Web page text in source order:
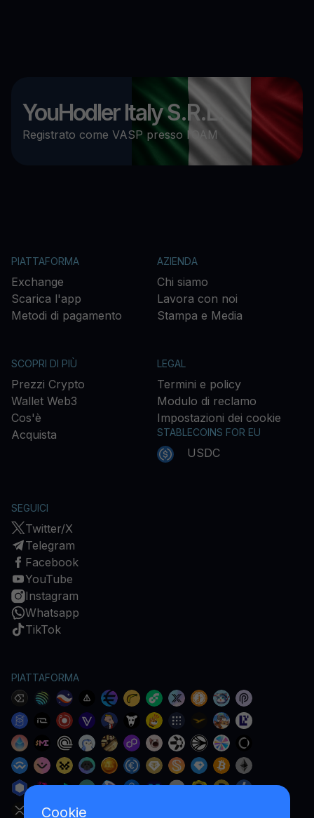
Cookie
YouHodler Italy S.R.L.
Registrato come VASP presso l’OAM
PIATTAFORMA
Exchange
Scarica l'app
Metodi di pagamento
AZIENDA
Chi siamo
Lavora con noi
Stampa e Media
SCOPRI DI PIÙ
Prezzi Crypto
Wallet Web3
Cos'è
Acquista
LEGAL
Termini e policy
Modulo di reclamo
Impostazioni dei cookie
STABLECOINS FOR EU
USDC
SEGUICI
Twitter/X
Telegram
Facebook
YouTube
Instagram
Whatsapp
TikTok
PIATTAFORMA